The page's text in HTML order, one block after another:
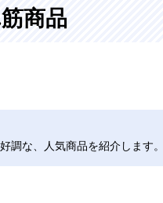
商品
調な、人気商品を紹介します。